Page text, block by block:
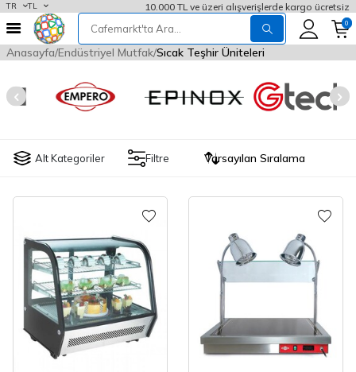
TR TL 10.000 TL ve üzeri alışverişlerde kargo ücretsiz
0
Anasayfa Endüstriyel Mutfak Sıcak Teşhir Üniteleri
Alt Kategoriler Filtre